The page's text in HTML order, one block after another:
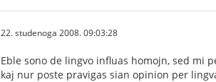
22. studenoga 2008. 09:03:28
Eble sono de lingvo influas homojn, sed mi
kaj nur poste pravigas sian opinion per